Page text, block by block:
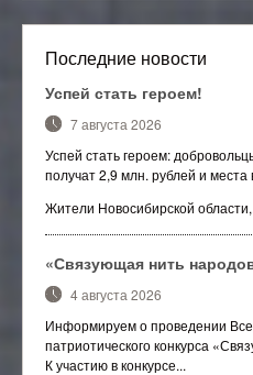
Последние новости
Успей стать героем!
7 августа 2026
Успей стать героем:
получат 2,9 млн. рублей и места
Жители Новосибирской
«Связующая нить
4 августа 2026
Информируем о проведении
патриотического конкурса
К участию в конкурсе...